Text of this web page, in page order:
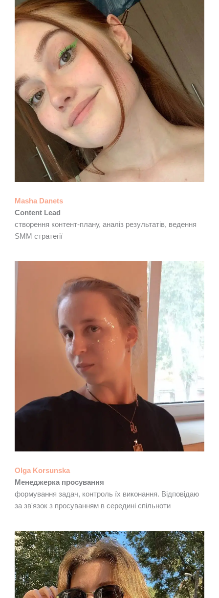
Masha Danets
Content Lead
cтворення контент-плану, аналіз результатів, ведення
SMM стратегії
Olga Korsunska
Менеджерка просування
формування задач, контроль їх виконання. Відповідаю
за зв'язок з просуванням в середині спільноти